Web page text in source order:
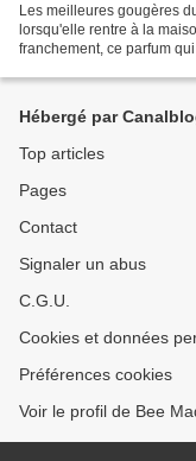
Les meilleures gougères
lorsqu'elle rentre à la
franchement, ce parfum
Hébergé par
Top articles
Pages
Contact
Signaler un abus
C.G.U.
Cookies et données
Préférences cookies
Voir le profil de Bee